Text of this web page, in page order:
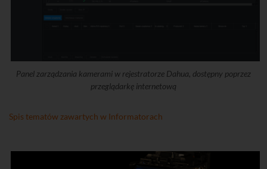
Panel zarządzania kamerami w rejestratorze Dahua, dostępny poprzez
przeglądarkę internetową
Spis tematów zawartych w Informatorach